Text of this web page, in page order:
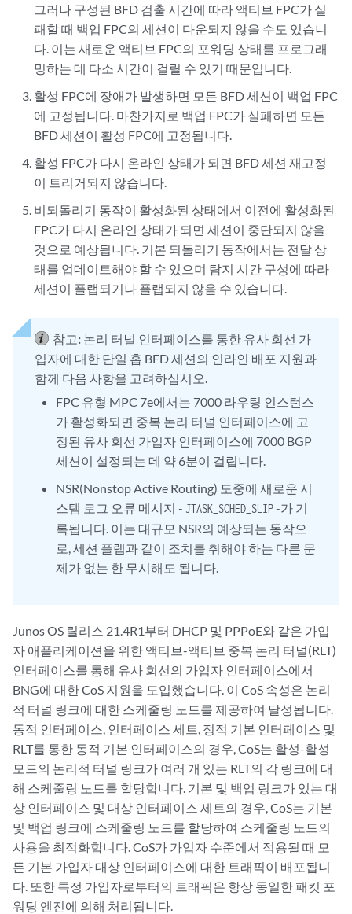
그러나 구성된 BFD 검출 시간에 따라 액티브 FPC가 실
패할 때 백업 FPC의 세션이 다운되지 않을 수도 있습니
다. 이는 새로운 액티브 FPC의 포워딩 상태를 프로그래
밍하는 데 다소 시간이 걸릴 수 있기 때문입니다.
활성 FPC에 장애가 발생하면 모든 BFD 세션이 백업 FPC
에 고정됩니다. 마찬가지로 백업 FPC가 실패하면 모든
BFD 세션이 활성 FPC에 고정됩니다.
활성 FPC가 다시 온라인 상태가 되면 BFD 세션 재고정
이 트리거되지 않습니다.
비되돌리기 동작이 활성화된 상태에서 이전에 활성화된
FPC가 다시 온라인 상태가 되면 세션이 중단되지 않을
것으로 예상됩니다. 기본 되돌리기 동작에서는 전달 상
태를 업데이트해야 할 수 있으며 탐지 시간 구성에 따라
세션이 플랩되거나 플랩되지 않을 수 있습니다.
참고: 논리 터널 인터페이스를 통한 유사 회선 가
입자에 대한 단일 홉 BFD 세션의 인라인 배포 지원과
함께 다음 사항을 고려하십시오.
FPC 유형 MPC 7e에서는 7000 라우팅 인스턴스
가 활성화되면 중복 논리 터널 인터페이스에 고
정된 유사 회선 가입자 인터페이스에 7000 BGP
세션이 설정되는 데 약 6분이 걸립니다.
NSR(Nonstop Active Routing) 도중에 새로운 시
스템 로그 오류 메시지 - JTASK_SCHED_SLIP-가 기
록됩니다. 이는 대규모 NSR의 예상되는 동작으
로, 세션 플랩과 같이 조치를 취해야 하는 다른 문
제가 없는 한 무시해도 됩니다.
Junos OS 릴리스 21.4R1부터 DHCP 및 PPPoE와 같은 가입
자 애플리케이션을 위한 액티브-액티브 중복 논리 터널(RLT)
인터페이스를 통해 유사 회선의 가입자 인터페이스에서
BNG에 대한 CoS 지원을 도입했습니다. 이 CoS 속성은 논리
적 터널 링크에 대한 스케줄링 노드를 제공하여 달성됩니다.
동적 인터페이스, 인터페이스 세트, 정적 기본 인터페이스 및
RLT를 통한 동적 기본 인터페이스의 경우, CoS는 활성-활성
모드의 논리적 터널 링크가 여러 개 있는 RLT의 각 링크에 대
해 스케줄링 노드를 할당합니다. 기본 및 백업 링크가 있는 대
상 인터페이스 및 대상 인터페이스 세트의 경우, CoS는 기본
및 백업 링크에 스케줄링 노드를 할당하여 스케줄링 노드의
사용을 최적화합니다. CoS가 가입자 수준에서 적용될 때 모
든 기본 가입자 대상 인터페이스에 대한 트래픽이 배포됩니
다. 또한 특정 가입자로부터의 트래픽은 항상 동일한 패킷 포
워딩 엔진에 의해 처리됩니다.